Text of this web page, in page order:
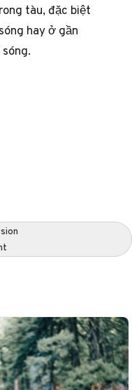
tàu, đặc biệt
hay ở gần